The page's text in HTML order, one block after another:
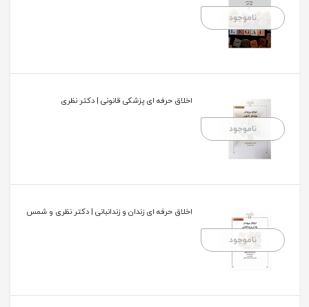
ناموجود
ناموجود
اخلاق حرفه ای پزشکی قانونی | دکتر نظری
ناموجود
اخلاق حرفه ای زندان و زندانبانی | دکتر نظری و شمس